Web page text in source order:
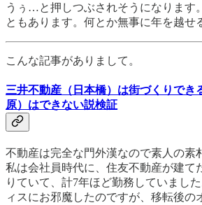
うぅ…と押しつぶされそうになります
ともあります。何とか無事に年を越せ
こんな記事がありまして。
三井不動産（日本橋）は街づくりでき
原）はできない説検証
不動産は完全な門外漢なので素人の素
私は会社員時代に、住友不動産が建て
りていて、計7年ほど勤務していまし
ィスにお邪魔したのですが、移転後の